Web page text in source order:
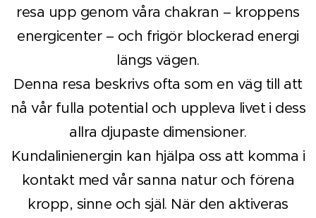
resa upp genom våra chakran – kroppens
energicenter – och frigör blockerad energi
längs vägen.
Denna resa beskrivs ofta som en väg till att
nå vår fulla potential och uppleva livet i dess
allra djupaste dimensioner.
Kundalinienergin kan hjälpa oss att komma i
kontakt med vår sanna natur och förena
kropp, sinne och själ. När den aktiveras